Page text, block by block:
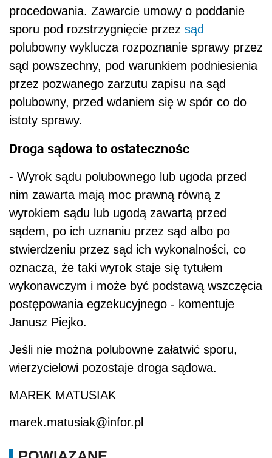
procedowania. Zawarcie umowy o poddanie
sporu pod rozstrzygnięcie przez sąd
polubowny wyklucza rozpoznanie sprawy przez
sąd powszechny, pod warunkiem podniesienia
przez pozwanego zarzutu zapisu na sąd
polubowny, przed wdaniem się w spór co do
istoty sprawy.
Droga sądowa to ostatecznośc
- Wyrok sądu polubownego lub ugoda przed
nim zawarta mają moc prawną równą z
wyrokiem sądu lub ugodą zawartą przed
sądem, po ich uznaniu przez sąd albo po
stwierdzeniu przez sąd ich wykonalności, co
oznacza, że taki wyrok staje się tytułem
wykonawczym i może być podstawą wszczęcia
postępowania egzekucyjnego - komentuje
Janusz Piejko.
Jeśli nie można polubowne załatwić sporu,
wierzycielowi pozostaje droga sądowa.
MAREK MATUSIAK
marek.matusiak@infor.pl